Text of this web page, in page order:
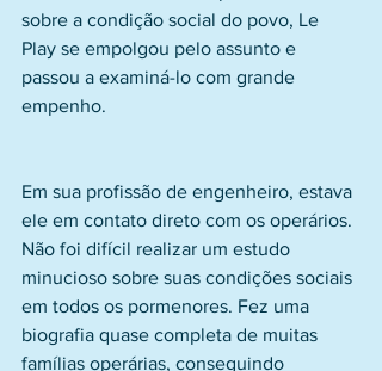
sobre a condição social do povo, Le
Play se empolgou pelo assunto e
passou a examiná-lo com grande
empenho.
Em sua profissão de engenheiro, estava
ele em contato direto com os operários.
Não foi difícil realizar um estudo
minucioso sobre suas condições sociais
em todos os pormenores. Fez uma
biografia quase completa de muitas
famílias operárias, conseguindo